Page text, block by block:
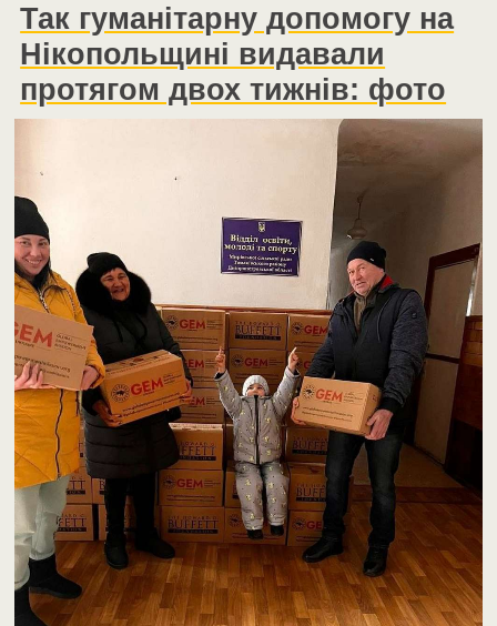
Так гуманітарну допомогу на
Нікопольщині видавали
протягом двох тижнів: фото